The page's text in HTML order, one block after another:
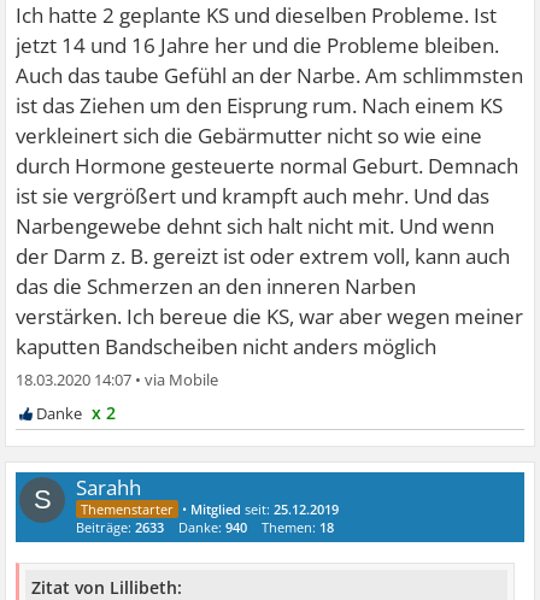
Ich hatte 2 geplante KS und dieselben Probleme. Ist
jetzt 14 und 16 Jahre her und die Probleme bleiben.
Auch das taube Gefühl an der Narbe. Am schlimmsten
ist das Ziehen um den Eisprung rum. Nach einem KS
verkleinert sich die Gebärmutter nicht so wie eine
durch Hormone gesteuerte normal Geburt. Demnach
ist sie vergrößert und krampft auch mehr. Und das
Narbengewebe dehnt sich halt nicht mit. Und wenn
der Darm z. B. gereizt ist oder extrem voll, kann auch
das die Schmerzen an den inneren Narben
verstärken. Ich bereue die KS, war aber wegen meiner
kaputten Bandscheiben nicht anders möglich
18.03.2020 14:07 •
x 2
S Sarahh
• Mitglied seit:25.12.2019
Beiträge:2633 Danke:940 Themen: 18
Zitat von Lillibeth: